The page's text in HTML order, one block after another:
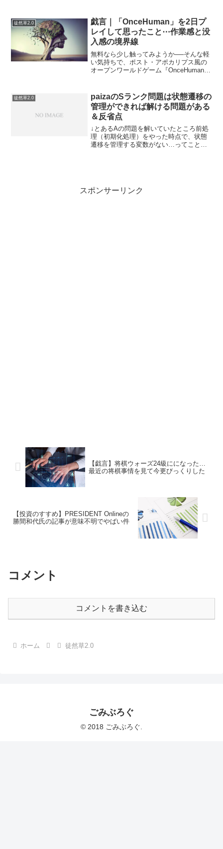
てくるべきだと思っている。改修で必要
なデータリストが１つ...
徒然草2.0
戯言｜「OnceHuman」を2日プ
レイして思ったこと⋯作業感と没
入感の境界線
無料なら少し触ってみようか──そんな軽
い気持ちで、ポスト・アポカリプス風の
オープンワールドゲーム『OnceHuman』
り、雰囲気も悪くない。ホラー要素にも
期待していたが...
徒然草2.0
paizaのSランク問題は状態遷移の
管理ができれば解ける問題がある
＆反省点
↓とあるAの問題を解いていたところ前処
理（初期化処理）をやった時点で、状態
遷移を管理する変数がない…ってことに
スポンサーリンク
【戯言】将棋ウォーズ24級にになった…
最近の将棋事情を見て今更びっくりした
【投資のすすめ】PRESIDENT Onlineの
勝間和代氏の記事が意味不明でやばい件
コメント
コメントを書き込む
ホーム 徒然草2.0
ごみぶろぐ
© 2018 ごみぶろぐ.